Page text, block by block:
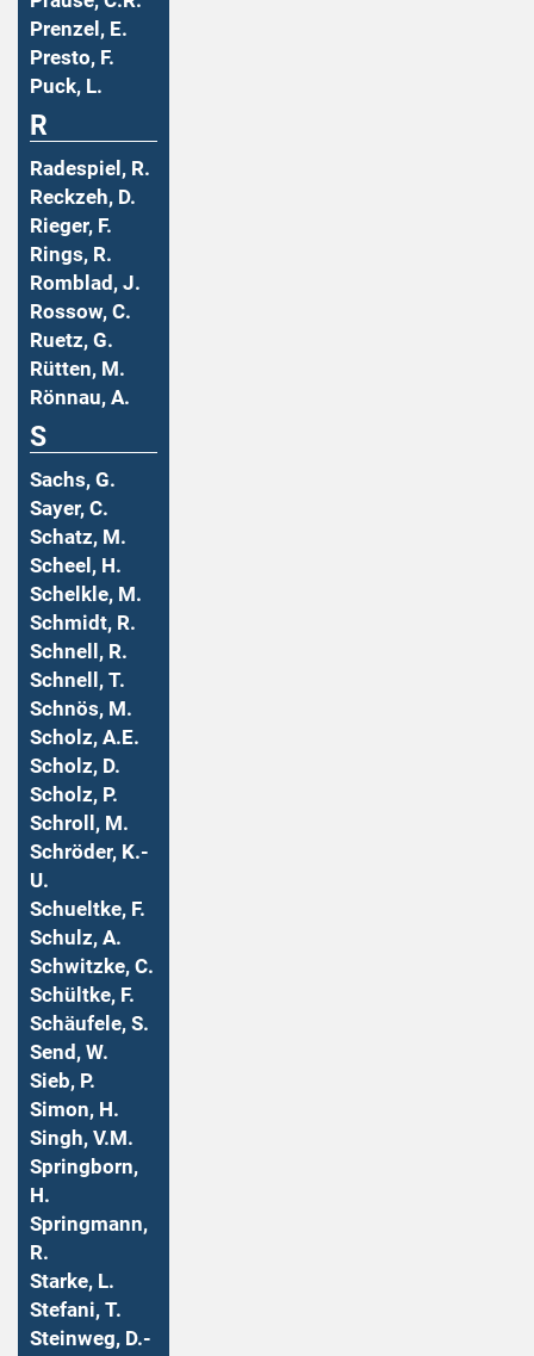
Prenzel, E.
Presto, F.
Puck, L.
R
Radespiel, R.
Reckzeh, D.
Rieger, F.
Rings, R.
Romblad, J.
Rossow, C.
Ruetz, G.
Rütten, M.
Rönnau, A.
S
Sachs, G.
Sayer, C.
Schatz, M.
Scheel, H.
Schelkle, M.
Schmidt, R.
Schnell, R.
Schnell, T.
Schnös, M.
Scholz, A.E.
Scholz, D.
Scholz, P.
Schroll, M.
Schröder, K.-
U.
Schueltke, F.
Schulz, A.
Schwitzke, C.
Schültke, F.
Schäufele, S.
Send, W.
Sieb, P.
Simon, H.
Singh, V.M.
Springborn,
H.
Springmann,
R.
Starke, L.
Stefani, T.
Steinweg, D.-